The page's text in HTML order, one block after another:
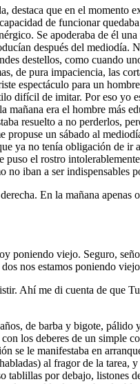
destaca que en el momento
de funcionar
Se apoderaba de él
después del
destellos, como cuando
de pura impaciencia, las
espectáculo para un
difícil de imitar. Por eso
era el hombre más
resuelto a no perderlos,
un sábado al
ya no tenía obligación de ir
el rostro
no iban a ser indispensables
En la mañana
poniendo viejo. Seguro,
nos estamos poniendo
Ahí me di cuenta de que
de barba y bigote,
los deberes de un simple
se le manifestaba en
al fragor de la
tablillas por debajo, listones